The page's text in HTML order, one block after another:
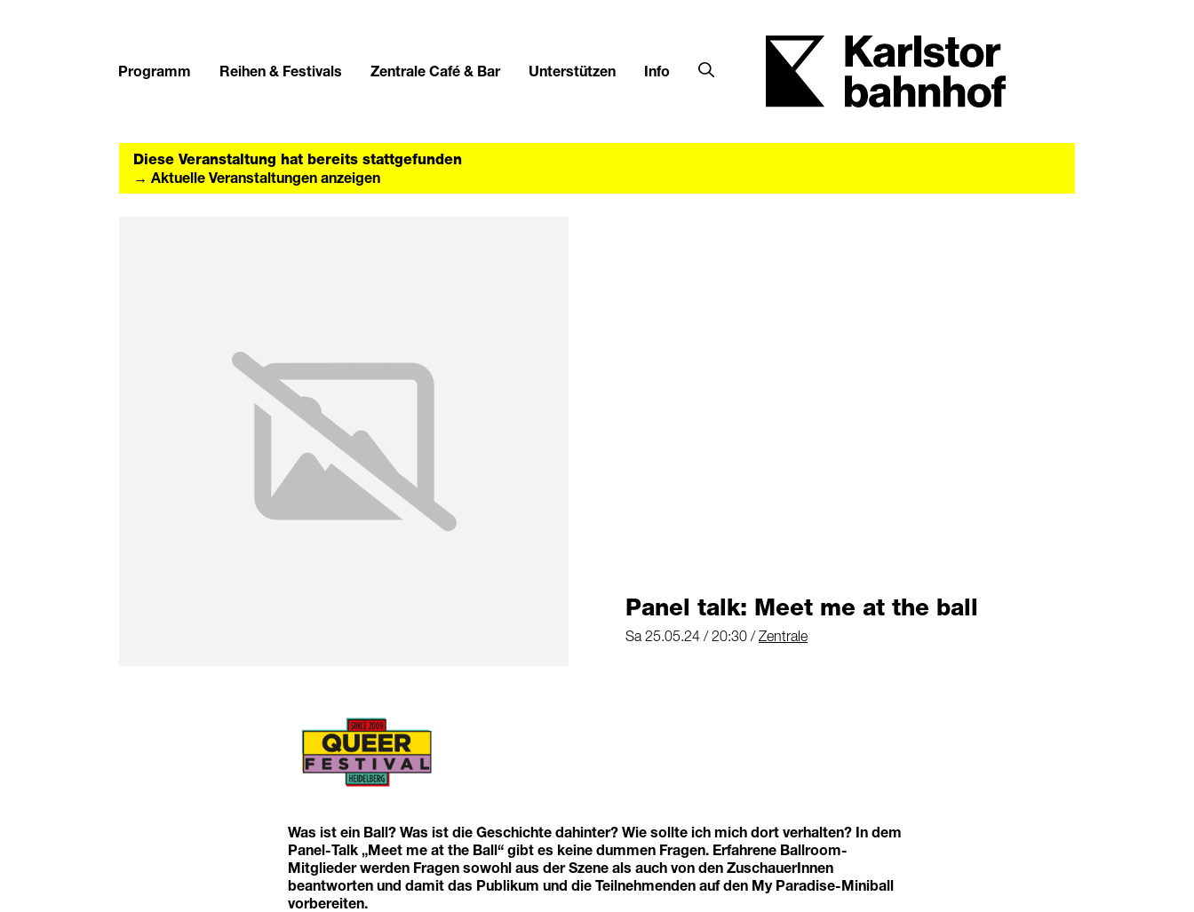
Programm Reihen & Festivals Zentrale Café & Bar Unterstützen Info
Diese Veranstaltung hat bereits stattgefunden
→ Aktuelle Veranstaltungen anzeigen
Panel talk: Meet me at the ball
Sa 25.05.24 / 20:30 /Zentrale
Was ist ein Ball? Was ist die Geschichte dahinter? Wie sollte ich mich dort verhalten? In dem
Panel-Talk „Meet me at the Ball“ gibt es keine dummen Fragen. Erfahrene Ballroom-
Mitglieder werden Fragen sowohl aus der Szene als auch von den ZuschauerInnen
beantworten und damit das Publikum und die Teilnehmenden auf den My Paradise-Miniball
vorbereiten.